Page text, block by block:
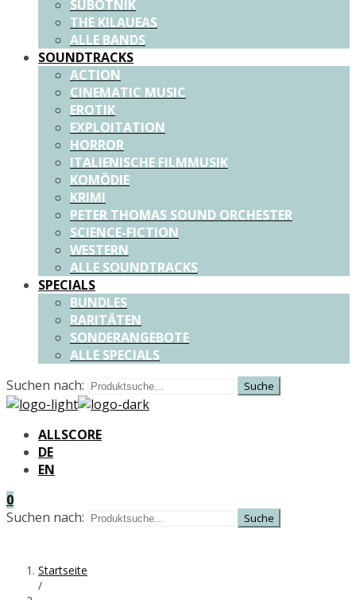
SUBOTNIK
THE KILAUEAS
ALLE BANDS
SOUNDTRACKS
ACTION
CINEMATIC MUSIC
EROTIK
EXPLOITATION
HORROR
ITALIENISCHE FILMMUSIK
KOMÖDIE
KRIMI
PETER THOMAS SOUND ORCHESTER
SCIENCE-FICTION
WESTERN
ALLE SOUNDTRACKS
SPECIALS
BUNDLES
RARITÄTEN
SONDERANGEBOTE
ALLE SPECIALS
Suchen nach:
ALLSCORE
DE
EN
0
Suchen nach:
Startseite
/